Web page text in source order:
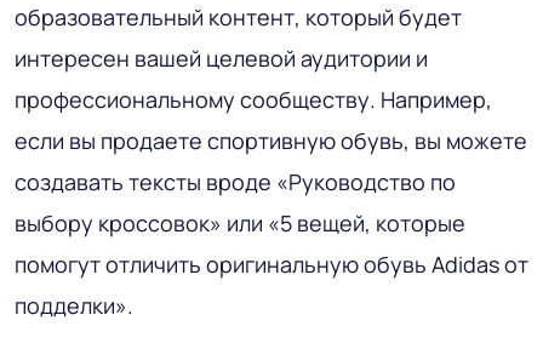
образовательный контент, который будет
интересен вашей целевой аудитории и
профессиональному сообществу. Например,
если вы продаете спортивную обувь, вы можете
создавать тексты вроде «Руководство по
выбору кроссовок» или «5 вещей, которые
помогут отличить оригинальную обувь Adidas от
подделки».